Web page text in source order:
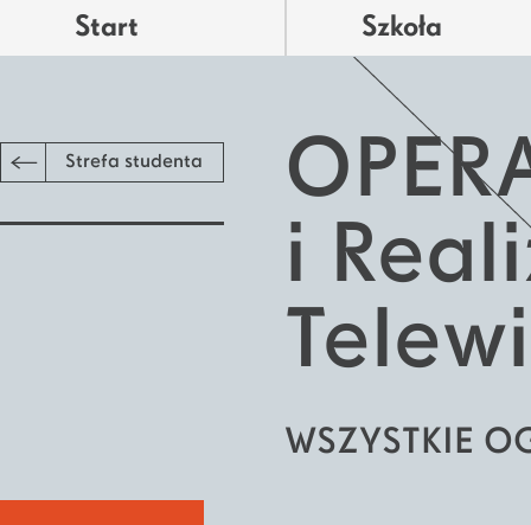
Start Szkoła
Strefa studenta
i
WSZYSTKIE